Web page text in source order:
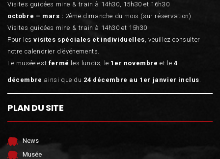
Visites guidées mine & train à 14h30, 15h30 et 16h30
octobre – mars : 2ème dimanche du mois (sur réservation)
Visites guidées mine & train à 14h30 et 15h30
Pour lesvisites spéciales et individuelles, veuillez consulter
notre calendrier d’événements.
Le musée est fermé les lundis, le 1er novembre et le 4
décembre ainsi que du 24 décembre au 1er janvier inclus.
PLAN DU SITE
News
Musée